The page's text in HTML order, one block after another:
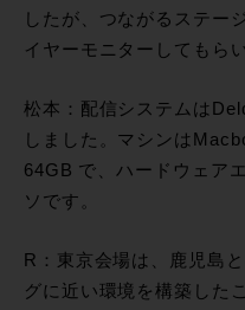
したが、つながるステー
イヤーモニターしてもら
松本：配信システムは
しました。マシンは
64GB で、ハードウェア
ソです。
R：東京会場は、鹿児島
グに近い環境を構築した